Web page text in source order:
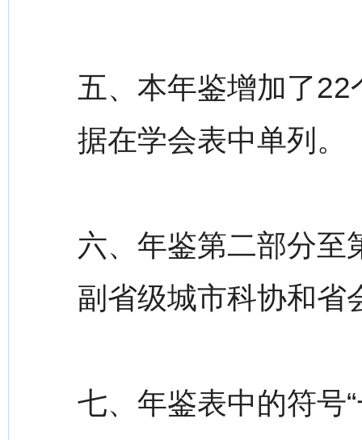
五、本年鉴增加了
据在学会表中单列。
六、年鉴第二部分至
副省级城市科协和省
七、年鉴表中的符号